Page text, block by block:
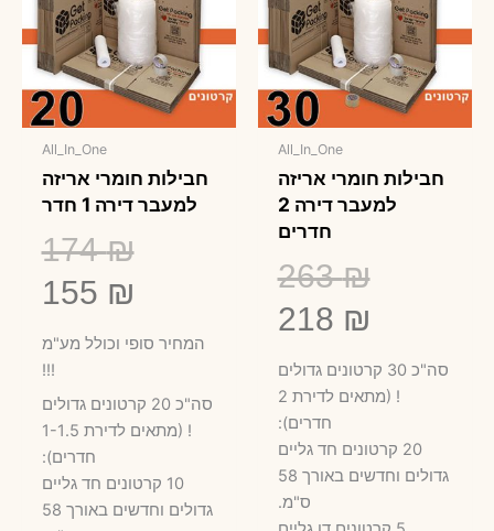
All_In_One
חבילות חומרי אריזה
למעבר דירה 2
חדרים
263₪
המחיר
218 ₪
הנוכחי
סה"כ 30 קרטונים גדולים
! (מתאים לדירת 2
חדרים):
20 קרטונים חד גליים
גדולים וחדשים באורך 58
ס"מ.
All_In_One
חבילות חומרי אריזה
למעבר דירה 1 חדר
174₪
155 ₪
המחיר סופי וכולל מע"מ
!!!
סה"כ 20 קרטונים גדולים
! (מתאים לדירת 1-1.5
חדרים):
10 קרטונים חד גליים
גדולים וחדשים באורך 58